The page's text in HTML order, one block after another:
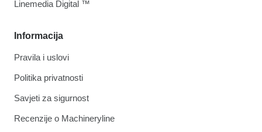
Informacija
Pravila i uslovi
Politika privatnosti
Savjeti za sigurnost
Recenzije o Machineryline
Linemedia Digital ™